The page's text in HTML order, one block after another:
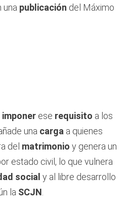
una publicación del Máximo
imponer ese requisito a los
una carga a quienes
del matrimonio y genera un
estado civil, lo que vulnera
social y al libre desarrollo
la SCJN